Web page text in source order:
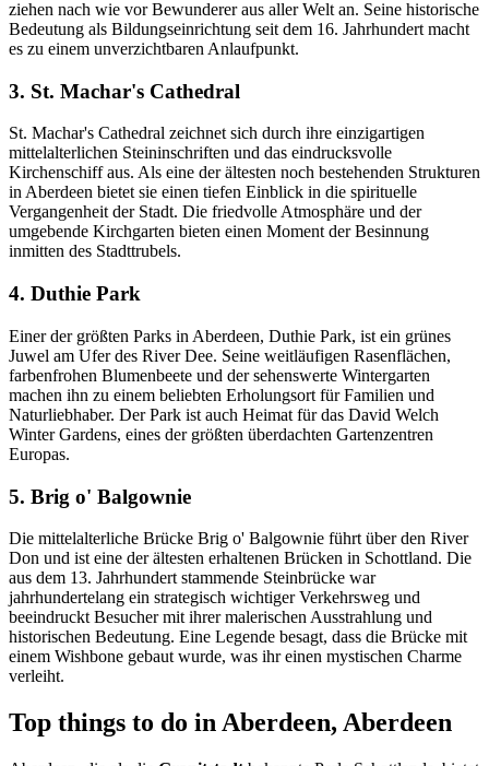
ziehen nach wie vor Bewunderer aus aller Welt an. Seine historische
Bedeutung als Bildungseinrichtung seit dem 16. Jahrhundert macht
es zu einem unverzichtbaren Anlaufpunkt.
3. St. Machar's Cathedral
St. Machar's Cathedral zeichnet sich durch ihre einzigartigen
mittelalterlichen Steininschriften und das eindrucksvolle
Kirchenschiff aus. Als eine der ältesten noch bestehenden Strukturen
in Aberdeen bietet sie einen tiefen Einblick in die spirituelle
Vergangenheit der Stadt. Die friedvolle Atmosphäre und der
umgebende Kirchgarten bieten einen Moment der Besinnung
inmitten des Stadttrubels.
4. Duthie Park
Einer der größten Parks in Aberdeen, Duthie Park, ist ein grünes
Juwel am Ufer des River Dee. Seine weitläufigen Rasenflächen,
farbenfrohen Blumenbeete und der sehenswerte Wintergarten
machen ihn zu einem beliebten Erholungsort für Familien und
Naturliebhaber. Der Park ist auch Heimat für das David Welch
Winter Gardens, eines der größten überdachten Gartenzentren
Europas.
5. Brig o' Balgownie
Die mittelalterliche Brücke Brig o' Balgownie führt über den River
Don und ist eine der ältesten erhaltenen Brücken in Schottland. Die
aus dem 13. Jahrhundert stammende Steinbrücke war
jahrhundertelang ein strategisch wichtiger Verkehrsweg und
beeindruckt Besucher mit ihrer malerischen Ausstrahlung und
historischen Bedeutung. Eine Legende besagt, dass die Brücke mit
einem Wishbone gebaut wurde, was ihr einen mystischen Charme
verleiht.
Top things to do in Aberdeen, Aberdeen